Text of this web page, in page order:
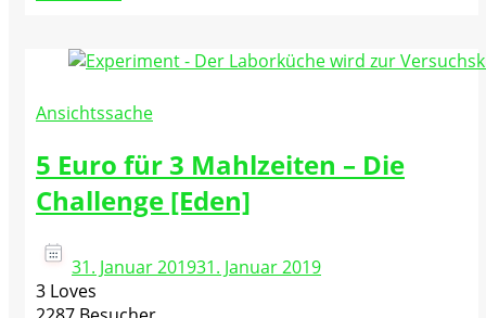
Ansichtssache
5 Euro für 3 Mahlzeiten – Die
Challenge [Eden]
31. Januar 201931. Januar 2019
3 Loves